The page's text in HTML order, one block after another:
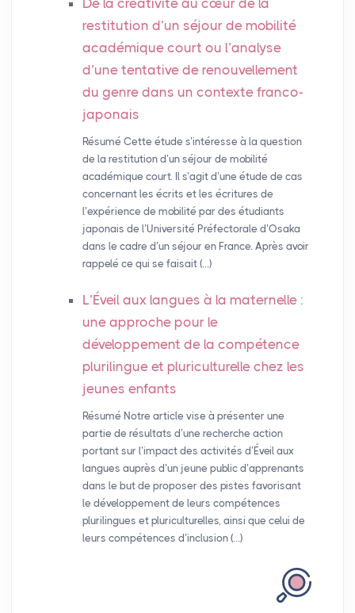
De la créativité au cœur de la
restitution d’un séjour de mobilité
académique court ou l’analyse
d’une tentative de renouvellement
du genre dans un contexte franco-
japonais
Résumé Cette étude s’intéresse à la question
de la restitution d’un séjour de mobilité
académique court. Il s’agit d’une étude de cas
concernant les écrits et les écritures de
l’expérience de mobilité par des étudiants
japonais de l’Université Préfectorale d’Osaka
dans le cadre d’un séjour en France. Après avoir
rappelé ce qui se faisait (…)
L’Éveil aux langues à la maternelle :
une approche pour le
développement de la compétence
plurilingue et pluriculturelle chez les
jeunes enfants
Résumé Notre article vise à présenter une
partie de résultats d’une recherche action
portant sur l’impact des activités d’Éveil aux
langues auprès d’un jeune public d’apprenants
dans le but de proposer des pistes favorisant
le développement de leurs compétences
plurilingues et pluriculturelles, ainsi que celui de
leurs compétences d’inclusion (…)